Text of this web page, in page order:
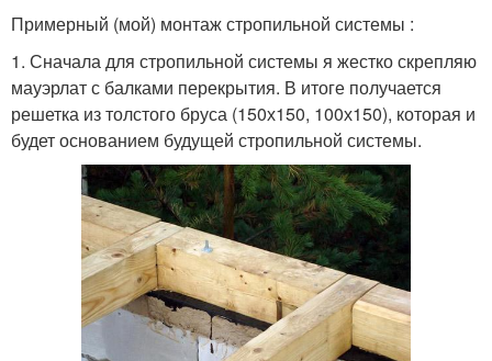
Примерный (мой) монтаж стропильной системы :
1. Сначала для стропильной системы я жестко скрепляю
мауэрлат с балками перекрытия. В итоге получается
решетка из толстого бруса (150х150, 100х150), которая и
будет основанием будущей стропильной системы.